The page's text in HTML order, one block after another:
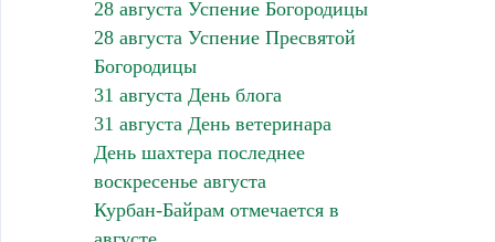
28 августа Успение Богородицы
28 августа Успение Пресвятой
Богородицы
31 августа День блога
31 августа День ветеринара
День шахтера последнее
воскресенье августа
Курбан-Байрам отмечается в